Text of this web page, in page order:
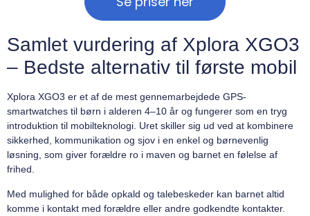
Samlet vurdering af Xplora XGO3
– Bedste alternativ til første mobil
Xplora XGO3 er et af de mest gennemarbejdede GPS-
smartwatches til børn i alderen 4–10 år og fungerer som en tryg
introduktion til mobilteknologi. Uret skiller sig ud ved at kombinere
sikkerhed, kommunikation og sjov i en enkel og børnevenlig
løsning, som giver forældre ro i maven og barnet en følelse af
frihed.
Med mulighed for både opkald og talebeskeder kan barnet altid
komme i kontakt med forældre eller andre godkendte kontakter.